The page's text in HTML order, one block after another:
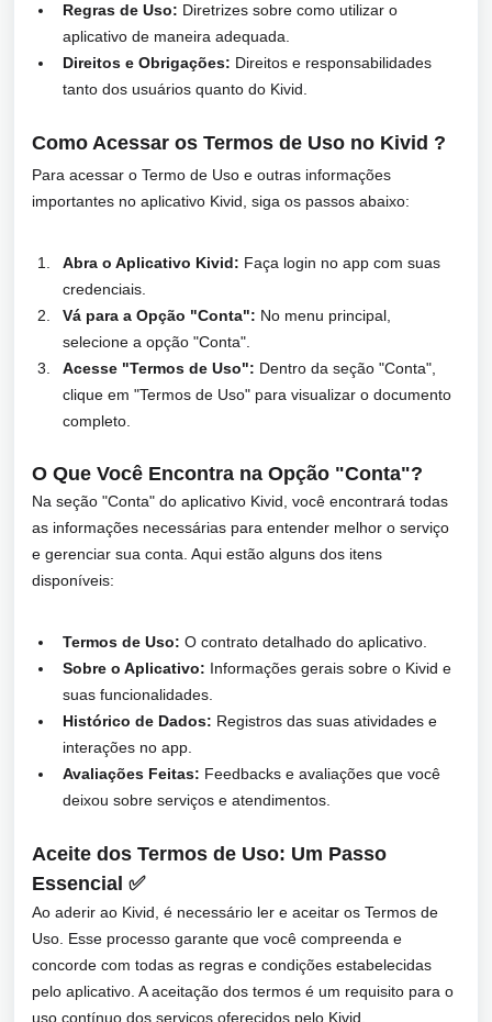
Regras de Uso: Diretrizes sobre como utilizar o
aplicativo de maneira adequada.
Direitos e Obrigações: Direitos e responsabilidades
tanto dos usuários quanto do Kivid.
Como Acessar os Termos de Uso no Kivid ?
Para acessar o Termo de Uso e outras informações
importantes no aplicativo Kivid, siga os passos abaixo:
Abra o Aplicativo Kivid: Faça login no app com suas
credenciais.
Vá para a Opção "Conta": No menu principal,
selecione a opção "Conta".
Acesse "Termos de Uso": Dentro da seção "Conta",
clique em "Termos de Uso" para visualizar o documento
completo.
O Que Você Encontra na Opção "Conta"?
Na seção "Conta" do aplicativo Kivid, você encontrará todas
as informações necessárias para entender melhor o serviço
e gerenciar sua conta. Aqui estão alguns dos itens
disponíveis:
Termos de Uso: O contrato detalhado do aplicativo.
Sobre o Aplicativo: Informações gerais sobre o Kivid e
suas funcionalidades.
Histórico de Dados: Registros das suas atividades e
interações no app.
Avaliações Feitas: Feedbacks e avaliações que você
deixou sobre serviços e atendimentos.
Aceite dos Termos de Uso: Um Passo
Essencial ✅
Ao aderir ao Kivid, é necessário ler e aceitar os Termos de
Uso. Esse processo garante que você compreenda e
concorde com todas as regras e condições estabelecidas
pelo aplicativo. A aceitação dos termos é um requisito para o
uso contínuo dos serviços oferecidos pelo Kivid.